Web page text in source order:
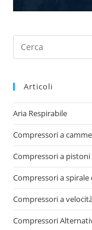
Articoli
Aria Respirabile
Compressori a
Compressori a pistoni
Compressori a
Compressori a
Compressori